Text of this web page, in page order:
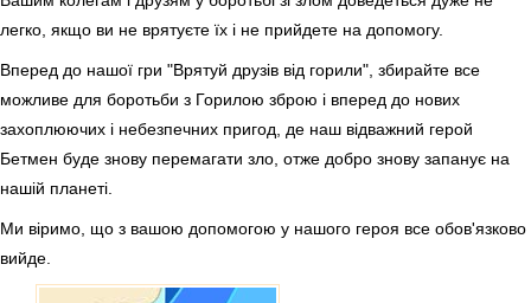
легко, якщо ви не врятуєте їх і не прийдете на допомогу.
Вперед до нашої гри "Врятуй друзів від горили", збирайте все
можливе для боротьби з Горилою зброю і вперед до нових
захоплюючих і небезпечних пригод, де наш відважний герой
Бетмен буде знову перемагати зло, отже добро знову запанує на
нашій планеті.
Ми віримо, що з вашою допомогою у нашого героя все обов'язково
вийде.